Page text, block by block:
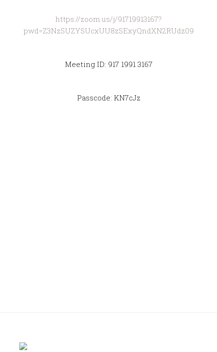
https://zoom.us/j/91719913167?
pwd=Z3NzSUZYSUcxUU8zSExyQndXN2RUdz09
Meeting ID: 917 1991 3167
Passcode: KN7cJz